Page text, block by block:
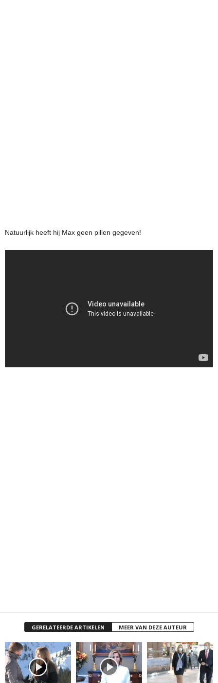
Natuurlijk heeft hij Max geen pillen gegeven!
GERELATEERDE ARTIKELEN MEER VAN DEZE AUTEUR